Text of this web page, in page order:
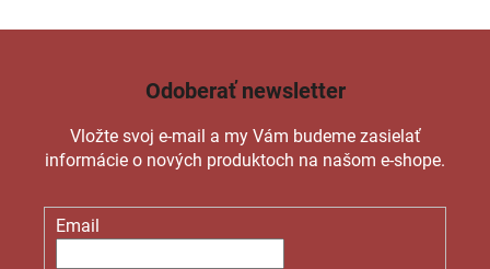
Odoberať newsletter
Vložte svoj e-mail a my Vám budeme zasielať
informácie o nových produktoch na našom e-shope.
Email